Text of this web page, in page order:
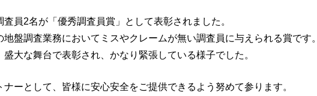
員2名が「優秀調査員賞」として表彰されました。
盤調査業務においてミスやクレームが無い調査員に与えられる賞です。
大な舞台で表彰され、かなり緊張している様子でした。
ーとして、皆様に安心安全をご提供できるよう努めて参ります。